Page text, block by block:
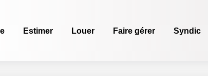
Estimer Louer Faire gérer Syndic